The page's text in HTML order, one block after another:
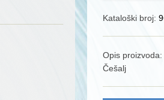
Kataloški broj:
Opis proizvoda:
Češalj